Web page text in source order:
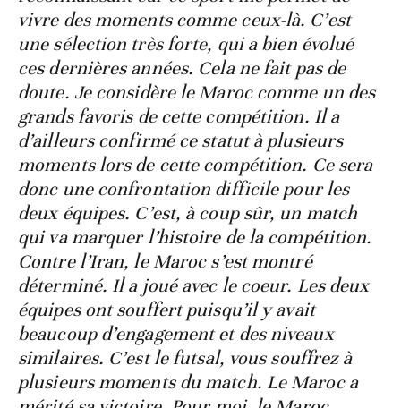
vivre des moments comme ceux-là. C’est
une sélection très forte, qui a bien évolué
ces dernières années. Cela ne fait pas de
doute. Je considère le Maroc comme un des
grands favoris de cette compétition. Il a
d’ailleurs confirmé ce statut à plusieurs
moments lors de cette compétition. Ce sera
donc une confrontation difficile pour les
deux équipes. C’est, à coup sûr, un match
qui va marquer l’histoire de la compétition.
Contre l’Iran, le Maroc s’est montré
déterminé. Il a joué avec le coeur. Les deux
équipes ont souffert puisqu’il y avait
beaucoup d’engagement et des niveaux
similaires. C’est le futsal, vous souffrez à
plusieurs moments du match. Le Maroc a